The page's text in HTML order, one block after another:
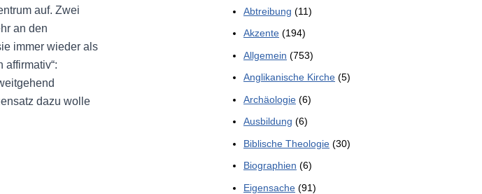
auf. Zwei
an den
immer wieder als
dazu wolle
Abtreibung (11)
Akzente (194)
Allgemein (753)
Anglikanische Kirche (5)
Archäologie (6)
Ausbildung (6)
Biblische Theologie (30)
Biographien (6)
Eigensache (91)